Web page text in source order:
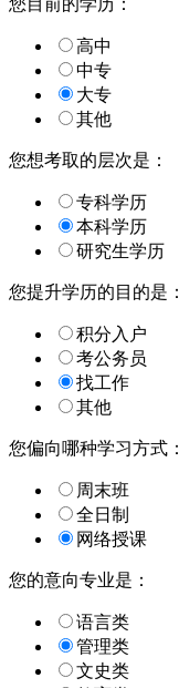
您目前的学历：
高中
中专
大专
其他
您想考取的层次是：
专科学历
本科学历
研究生学历
您提升学历的目的是：
积分入户
考公务员
找工作
其他
您偏向哪种学习方式：
周末班
全日制
网络授课
您的意向专业是：
语言类
管理类
文史类